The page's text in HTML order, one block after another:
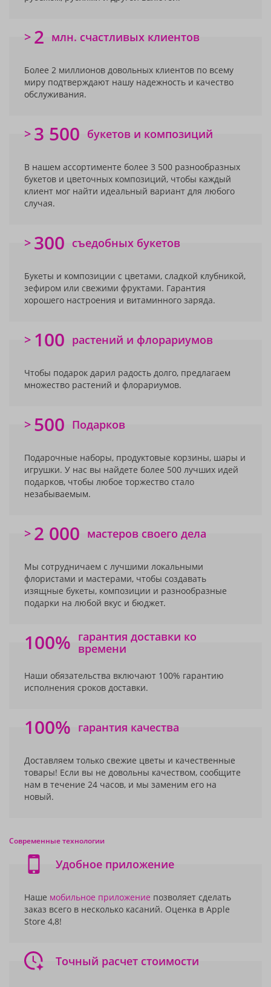
> 2 млн. счастливых клиентов
Более 2 миллионов довольных клиентов по всему
миру подтверждают нашу надежность и качество
обслуживания.
> 3 500 букетов и композиций
В нашем ассортименте более 3 500 разнообразных
букетов и цветочных композиций, чтобы каждый
клиент мог найти идеальный вариант для любого
случая.
> 300 съедобных букетов
Букеты и композиции с цветами, сладкой клубникой,
зефиром или свежими фруктами. Гарантия
хорошего настроения и витаминного заряда.
> 100 растений и флорариумов
Чтобы подарок дарил радость долго, предлагаем
множество растений и флорариумов.
> 500 Подарков
Подарочные наборы, продуктовые корзины, шары и
игрушки. У нас вы найдете более 500 лучших идей
подарков, чтобы любое торжество стало
незабываемым.
> 2 000 мастеров своего дела
Мы сотрудничаем с лучшими локальными
флористами и мастерами, чтобы создавать
изящные букеты, композиции и разнообразные
подарки на любой вкус и бюджет.
100% гарантия доставки ко
времени
Наши обязательства включают 100% гарантию
исполнения сроков доставки.
100% гарантия качества
Доставляем только свежие цветы и качественные
товары! Если вы не довольны качеством, сообщите
нам в течение 24 часов, и мы заменим его на
новый.
Современные технологии
Удобное приложение
Наше мобильное приложение позволяет сделать
заказ всего в несколько касаний. Оценка в Apple
Store 4,8!
Точный расчет стоимости